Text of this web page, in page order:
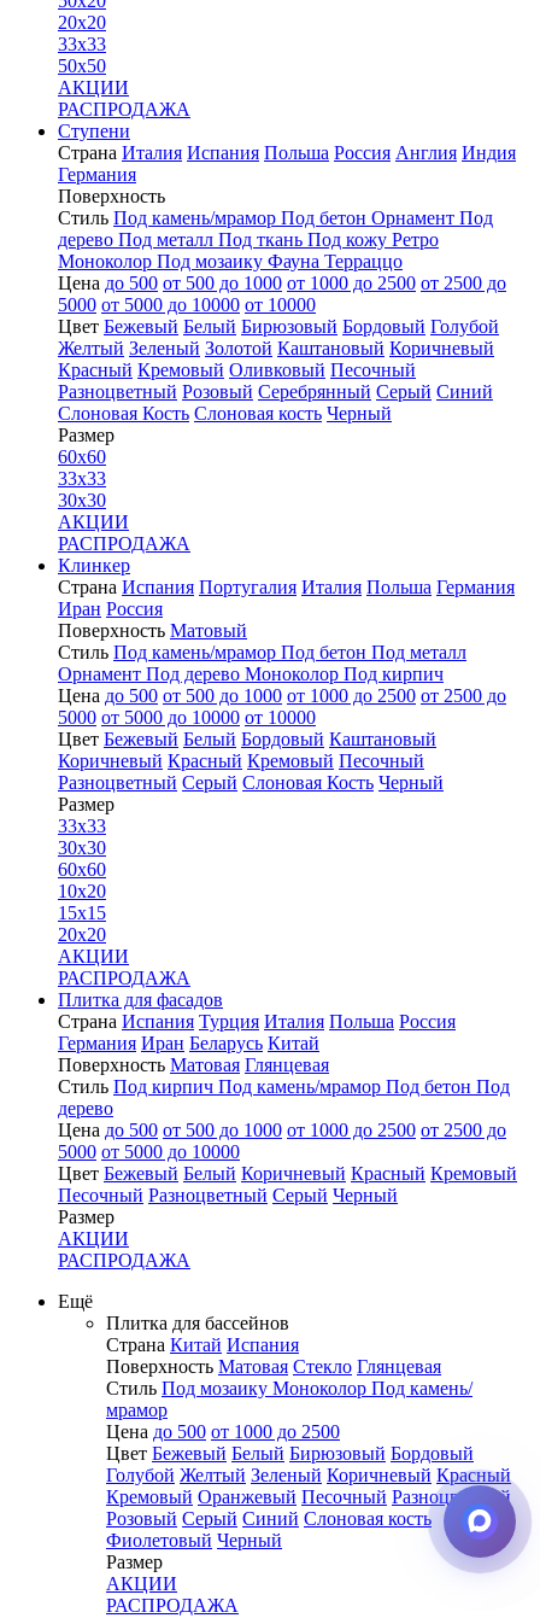
20x20
33x33
50x50
АКЦИИ
РАСПРОДАЖА
Ступени
Страна Италия Испания Польша Россия Англия Индия
Германия
Поверхность
Стиль Под камень/мрамор Под бетон Орнамент Под
дерево Под металл Под ткань Под кожу Ретро
Моноколор Под мозаику Фауна Терраццо
Цена до 500 от 500 до 1000 от 1000 до 2500 от 2500 до
5000 от 5000 до 10000 от 10000
Цвет Бежевый Белый Бирюзовый Бордовый Голубой
Желтый Зеленый Золотой Каштановый Коричневый
Красный Кремовый Оливковый Песочный
Разноцветный Розовый Серебрянный Серый Синий
Слоновая Кость Слоновая кость Черный
Размер
60x60
33x33
30x30
АКЦИИ
РАСПРОДАЖА
Клинкер
Страна Испания Португалия Италия Польша Германия
Иран Россия
Поверхность Матовый
Стиль Под камень/мрамор Под бетон Под металл
Орнамент Под дерево Моноколор Под кирпич
Цена до 500 от 500 до 1000 от 1000 до 2500 от 2500 до
5000 от 5000 до 10000 от 10000
Цвет Бежевый Белый Бордовый Каштановый
Коричневый Красный Кремовый Песочный
Разноцветный Серый Слоновая Кость Черный
Размер
33x33
30x30
60x60
10x20
15x15
20x20
АКЦИИ
РАСПРОДАЖА
Плитка для фасадов
Страна Испания Турция Италия Польша Россия
Германия Иран Беларусь Китай
Поверхность Матовая Глянцевая
Стиль Под кирпич Под камень/мрамор Под бетон Под
дерево
Цена до 500 от 500 до 1000 от 1000 до 2500 от 2500 до
5000 от 5000 до 10000
Цвет Бежевый Белый Коричневый Красный Кремовый
Песочный Разноцветный Серый Черный
Размер
АКЦИИ
РАСПРОДАЖА
Ещё
Плитка для бассейнов
Страна Китай Испания
Поверхность Матовая Стекло Глянцевая
Стиль Под мозаику Моноколор Под камень/
мрамор
Цена до 500 от 1000 до 2500
Цвет Бежевый Белый Бирюзовый Бордовый
Голубой Желтый Зеленый Коричневый Красный
Кремовый Оранжевый Песочный Разноцветный
Розовый Серый Синий Слоновая кость
Фиолетовый Черный
Размер
АКЦИИ
РАСПРОДАЖА